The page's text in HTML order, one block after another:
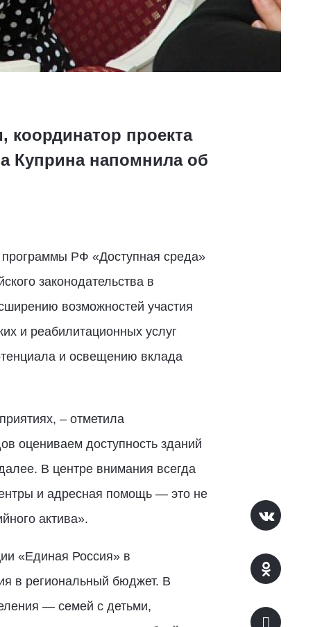
координатор проекта
Куприна напомнила об
программы РФ «Доступная среда»
законодательства в
возможностей участия
и реабилитационных услуг
и освещению вклада
– отметила
оцениваем доступность зданий
В центре внимания всегда
и адресная помощь — это не
актива».
«Единая Россия» в
в региональный бюджет. В
— семей с детьми,